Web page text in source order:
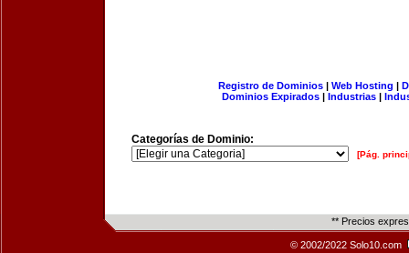
Registro de Dominios| Web Hosting |
Dominios Expirados | Industrias |
Categorías de Dominio:
[Pág.
** Precios
© 2002/2022 Solo10.com